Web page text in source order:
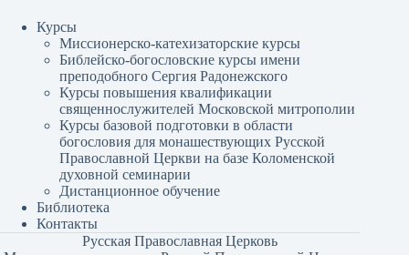
Курсы
Миссионерско-катехизаторские курсы
Библейско-богословские курсы имени
преподобного Сергия Радонежского
Курсы повышения квалификации
священнослужителей Московской митрополии
Курсы базовой подготовки в области
богословия для монашествующих Русской
Православной Церкви на базе Коломенской
духовной семинарии
Дистанционное обучение
Библиотека
Контакты
Русская Православная Церковь